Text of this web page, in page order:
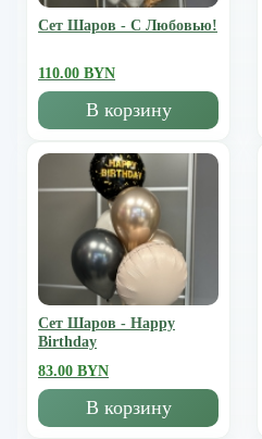
Сет Шаров - С Любовью!
110.00 BYN
В корзину
Сет Шаров - Happy
Birthday
83.00 BYN
В корзину